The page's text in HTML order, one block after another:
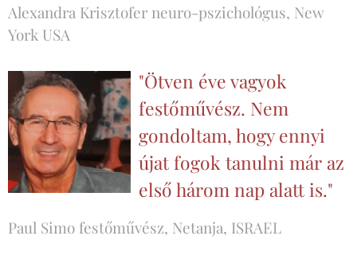
Alexandra Krisztofer neuro-pszichológus, New
York USA
"Ötven éve vagyok
festőművész. Nem
gondoltam, hogy ennyi
újat fogok tanulni már az
első három nap alatt is."
Paul Simo festőművész, Netanja, ISRAEL